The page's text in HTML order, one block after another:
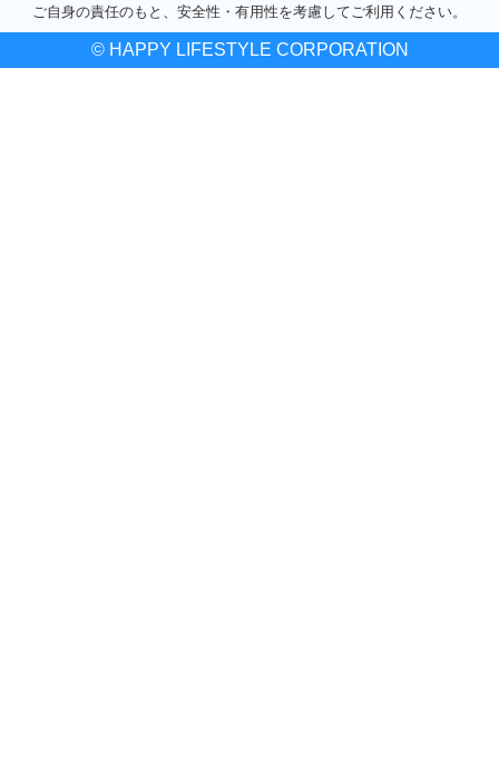
ご自身の責任のもと、安全性・有用性を考慮してご利用ください。
© HAPPY LIFESTYLE CORPORATION